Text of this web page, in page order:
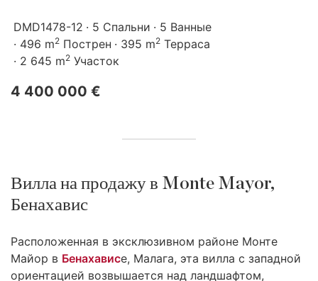
DMD1478-12 5 Спальни
5 Ванные
496 m2 Пострен 395 m2 Терраса
2 645 m2 Участок
4 400 000 €
Вилла на продажу в Monte Mayor,
Бенахавис
Расположенная в эксклюзивном районе Монте
Майор в Бенахависе, Малага, эта вилла с западной
ориентацией возвышается над ландшафтом,